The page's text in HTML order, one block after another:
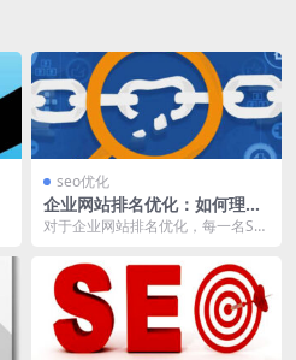
seo优化
企业网站排名优化：如何理解
网站链接？
对于企业网站排名优化，每一名SE
业站点的特殊性： ...